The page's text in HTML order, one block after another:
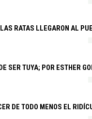
RATAS LLEGARON AL
SER TUYA; POR ESTHER
DE TODO MENOS EL